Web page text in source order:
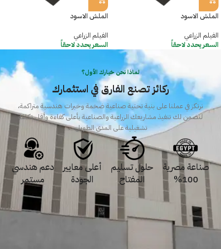
الملش الاسود
الفيلم الزراعي
السعر يحدد لاحقاً
الملش الاسود
الفيلم الزراعي
السعر يحدد لاحقاً
لماذا نحن خيارك الأول؟
ركائز تصنع الفارق في استثمارك
نرتكز في عملنا على بنية تحتية صناعية ضخمة وخبرات هندسية متراكمة،
لنضمن لك تنفيذ مشاريعك الزراعية والصناعية بأعلى كفاءة وأقل تكلفة
تشغيلية على المدى الطويل.
صناعة مصرية
100%
حلول تسليم
المفتاح
أعلى معايير
الجودة
دعم هندسي
مستمر